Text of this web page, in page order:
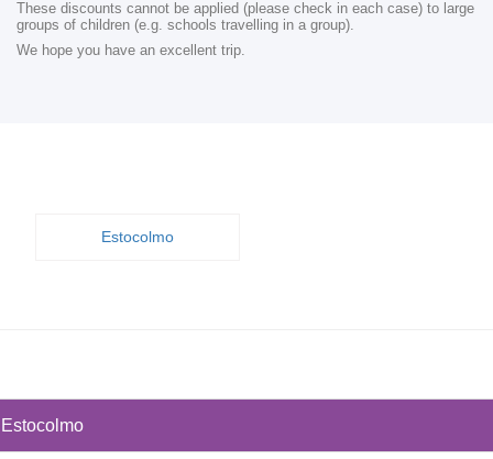
These discounts cannot be applied (please check in each case) to large
groups of children (e.g. schools travelling in a group).
We hope you have an excellent trip.
Estocolmo
Estocolmo